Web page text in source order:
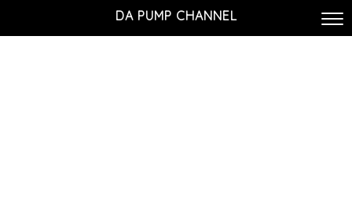
DA PUMP CHANNEL